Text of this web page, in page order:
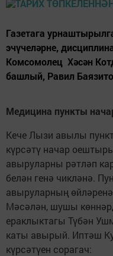
Газетага
эчүчеләрне,
Комсомолец Хәсән
башлый, Равил
Медицина пункты
Кече Лызи авылы
күрсәтү начар
авыруларны рәтләп
белән генә чикләнә.
авыруларның
Мәсәлән, шушы
ераклыктагы Түбән
каты авырый. Иптәш
күрсәтүен сорагач: